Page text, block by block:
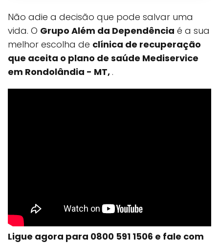
Não adie a decisão que pode salvar uma
vida. O Grupo Além da Dependência é a sua
melhor escolha de clínica de recuperação
que aceita o plano de saúde Mediservice
em Rondolândia - MT,.
Ligue agora para 0800 591 1506 e fale com